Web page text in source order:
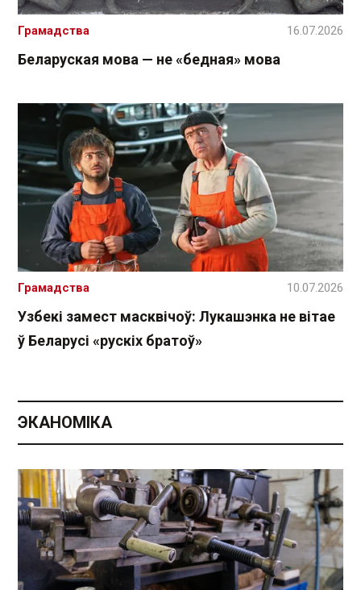
Беларуская мова — не «бедная» мова
Грамадства 16.07.2026
Узбекі замест масквічоў: Лукашэнка не вітае
ў Беларусі «рускіх братоў»
Грамадства 10.07.2026
ЭКАНОМІКА